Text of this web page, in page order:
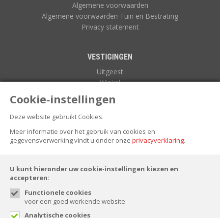
Cookie-instellingen
Deze website gebruikt Cookies.
Meer informatie over het gebruik van cookies en
gegevensverwerking vindt u onder onze privacyverklaring.
U kunt hieronder uw cookie-instellingen kiezen en
accepteren:
Functionele cookies
voor een goed werkende website
Analytische cookies
Algemene voorwaarden
Algemene voorwaarden Tuin en Bestrating
Privacy statement
VESTIGINGEN
Uitgeest
Winkel
Zuidoostbeemster
FOLLOW US